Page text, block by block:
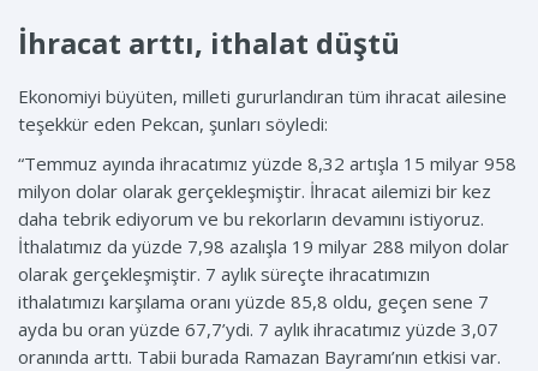
İhracat arttı, ithalat düştü
Ekonomiyi büyüten, milleti gururlandıran tüm ihracat ailesine
teşekkür eden Pekcan, şunları söyledi:
“Temmuz ayında ihracatımız yüzde 8,32 artışla 15 milyar 958
milyon dolar olarak gerçekleşmiştir. İhracat ailemizi bir kez
daha tebrik ediyorum ve bu rekorların devamını istiyoruz.
İthalatımız da yüzde 7,98 azalışla 19 milyar 288 milyon dolar
olarak gerçekleşmiştir. 7 aylık süreçte ihracatımızın
ithalatımızı karşılama oranı yüzde 85,8 oldu, geçen sene 7
ayda bu oran yüzde 67,7’ydi. 7 aylık ihracatımız yüzde 3,07
oranında arttı. Tabii burada Ramazan Bayramı’nın etkisi var.